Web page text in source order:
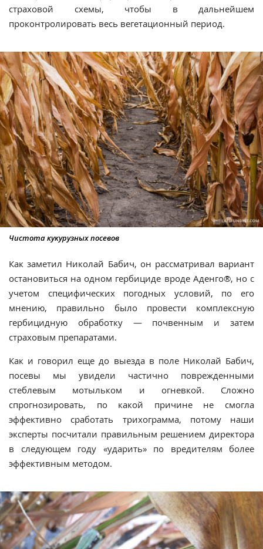
страховой схемы, чтобы в дальнейшем
проконтролировать весь вегетационный период.
Чистота кукурузных посевов
Как заметил Николай Бабич, он рассматривал вариант
остановиться на одном гербициде вроде Аденго®, но с
учетом специфических погодных условий, по его
мнению, правильно было провести комплексную
гербицидную обработку — почвенным и затем
страховым препаратами.
Как и говорил еще до выезда в поле Николай Бабич,
посевы мы увидели частично поврежденными
стеблевым мотыльком и огневкой. Сложно
спрогнозировать, по какой причине не смогла
эффективно сработать трихограмма, потому наши
эксперты посчитали правильным решением директора
в следующем году «ударить» по вредителям более
эффективным методом.